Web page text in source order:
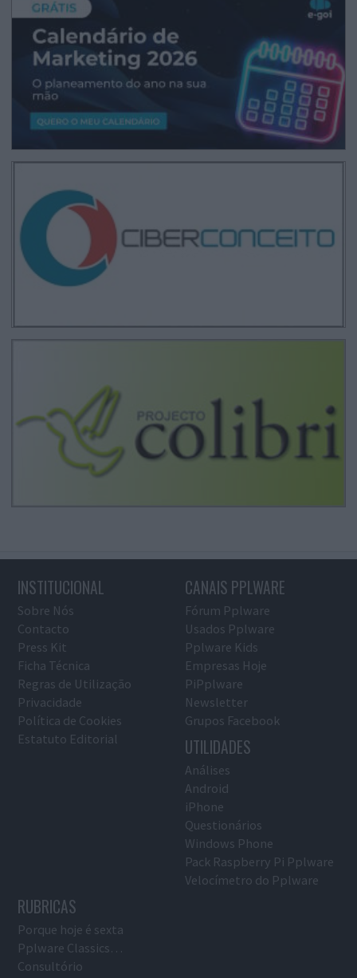
INSTITUCIONAL
Sobre Nós
Contacto
Press Kit
Ficha Técnica
Regras de Utilização
Privacidade
Política de Cookies
Estatuto Editorial
CANAIS PPLWARE
Fórum Pplware
Usados Pplware
Pplware Kids
Empresas Hoje
PiPplware
Newsletter
Grupos Facebook
UTILIDADES
Análises
Android
iPhone
Questionários
Windows Phone
Pack Raspberry Pi Pplware
Velocímetro do Pplware
RUBRICAS
Porque hoje é sexta
Pplware Classics…
Consultório